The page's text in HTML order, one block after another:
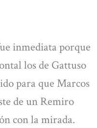
inmediata porque
los de Gattuso
para que Marcos
de un Remiro
con la mirada.